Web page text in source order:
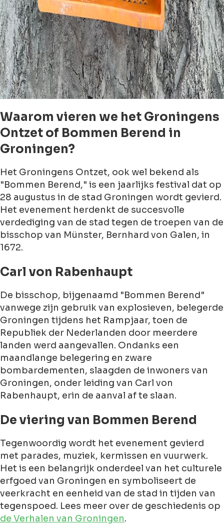
Waarom vieren we het Groningens
Ontzet of Bommen Berend in
Groningen?
Het Groningens Ontzet, ook wel bekend als
"Bommen Berend," is een jaarlijks festival dat op
28 augustus in de stad Groningen wordt gevierd.
Het evenement herdenkt de succesvolle
verdediging van de stad tegen de troepen van de
bisschop van Münster, Bernhard von Galen, in
1672.
Carl von Rabenhaupt
De bisschop, bijgenaamd "Bommen Berend"
vanwege zijn gebruik van explosieven, belegerde
Groningen tijdens het Rampjaar, toen de
Republiek der Nederlanden door meerdere
landen werd aangevallen. Ondanks een
maandlange belegering en zware
bombardementen, slaagden de inwoners van
Groningen, onder leiding van Carl von
Rabenhaupt, erin de aanval af te slaan.
De viering van Bommen Berend
Tegenwoordig wordt het evenement gevierd
met parades, muziek, kermissen en vuurwerk.
Het is een belangrijk onderdeel van het culturele
erfgoed van Groningen en symboliseert de
veerkracht en eenheid van de stad in tijden van
tegenspoed. Lees meer over de geschiedenis op
de Verhalen van Groningen.